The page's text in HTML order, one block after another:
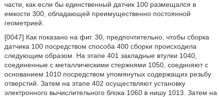
части, как если бы единственный датчик 100 размещался в
емкости 300, обладающей преимущественно постоянной
геометрией.
[0047] Как показано на фиг. 30, предпочтительно, чтобы сборка
датчика 100 посредством способа 400 сборки происходила
следующим образом. На этапе 401 закладные втулки 1040,
соединенные с металлическими стержнями 1050, соединяют с
основанием 1010 посредством упомянутых содержащих резьбу
отверстий. Затем на этапе 402 осуществляют установку
электронного вычислительного блока 1060 в нишу 1013. Затем на